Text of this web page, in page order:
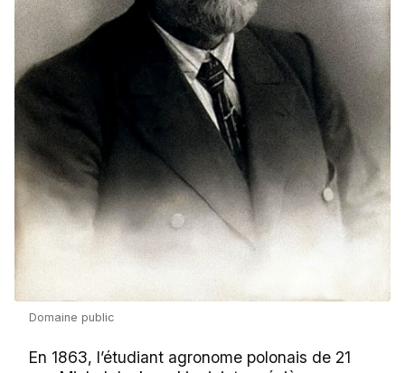
Domaine public
En 1863, l’étudiant agronome polonais de 21